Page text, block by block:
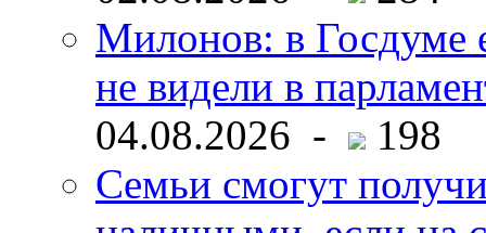
Милонов: в Госдуме
не видели в
04.08.2026 -
198
Семьи смогут